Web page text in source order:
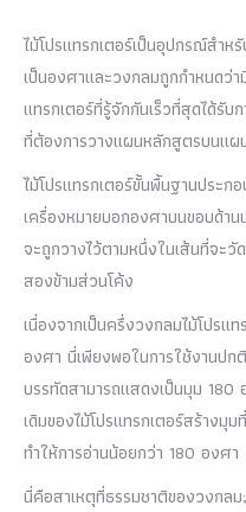
ไม้โปรแทรกเตอร์เป็นอุปกรณ์สำ
เป็นองศาและวงกลมถูกกำหนดว่
แทรกเตอร์ที่รู้จักกันเร็วที่สุดได้รับ
ที่ต้องการวางแผนหลักสูตรบนแผ
ไม้โปรแทรกเตอร์ขั้นพื้นฐานประ
เครื่องหมายบอกองศาบนขอบด้า
จะถูกวางไว้ตามหนึ่งในเส้นที่จะ
สองข้ามส่วนโค้ง
เนื่องจากเป็นครึ่งวงกลมไม้โปรแ
องศา นี่เพียงพอในการใช้งานป
บรรทัดสามารถแสดงเป็นมุม 180
เดิมของไม้โปรแทรกเตอร์สร้าง
ทำให้การอ่านน้อยกว่า 180 องศา
นี่คือสาเหตุที่ธรรมชาติของวงกล